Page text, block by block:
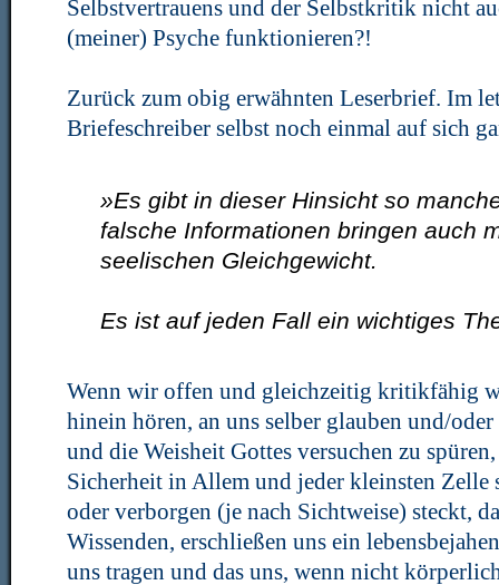
Selbstvertrauens und der Selbstkritik nicht
(meiner) Psyche funktionieren?!
Zurück zum obig erwähnten Leserbrief. Im
Briefeschreiber selbst noch einmal auf sich
»Es gibt in dieser Hinsicht so
falsche Informationen bringen auch
seelischen Gleichgewicht.
Es ist auf jeden Fall ein wichtiges
Wenn wir offen und gleichzeitig kritikfähig
hinein hören, an uns selber glauben und/
und die Weisheit Gottes versuchen zu
Sicherheit in Allem und jeder kleinsten Zelle
oder verborgen (je nach Sichtweise) steckt,
Wissenden, erschließen uns ein
uns tragen und das uns, wenn nicht